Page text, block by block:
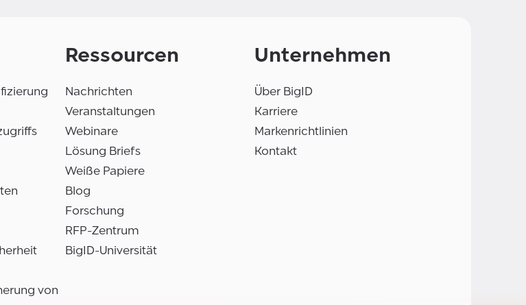
von
Ressourcen
Nachrichten
Veranstaltungen
Webinare
Lösung Briefs
Weiße Papiere
Blog
Forschung
RFP-Zentrum
BigID-Universität
Unternehmen
Über BigID
Karriere
Markenrichtlinien
Kontakt